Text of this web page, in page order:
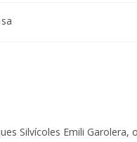
Silvícoles Emili Garolera,